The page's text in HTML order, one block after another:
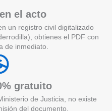
el acto
un registro civil digitalizado
obtienes el PDF con
de inmediato.
gratuito
de Justicia, no existe
del documento.